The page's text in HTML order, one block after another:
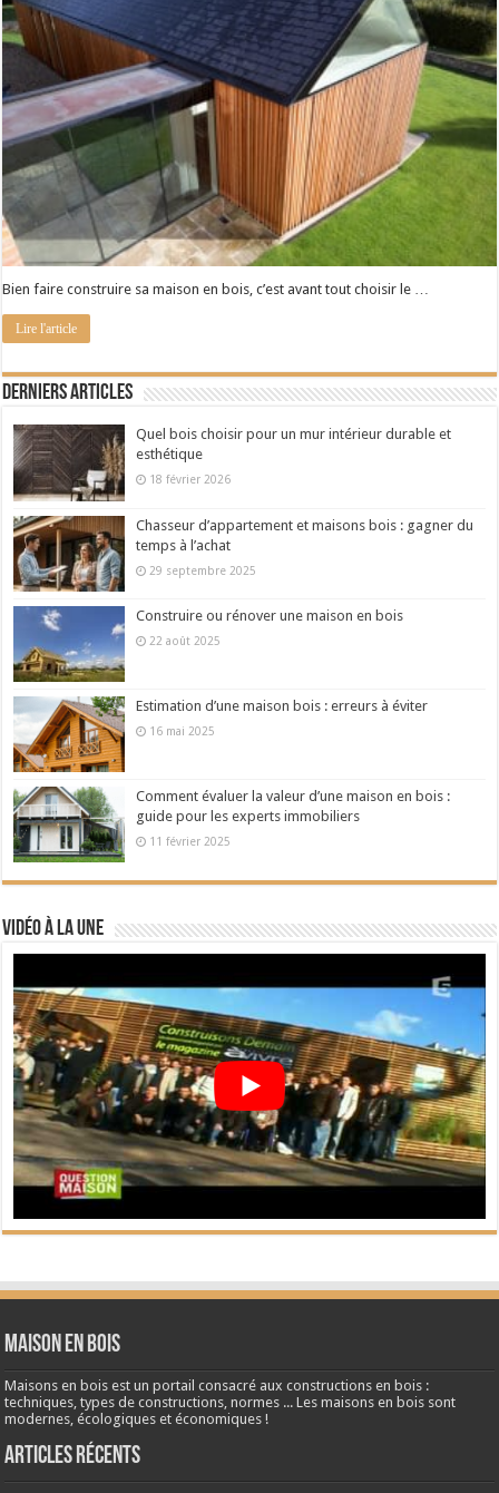
Bien faire construire sa maison en bois, c’est avant tout choisir le …
Lire l'article
Derniers articles
Quel bois choisir pour un mur intérieur durable et
esthétique
18 février 2026
Chasseur d’appartement et maisons bois : gagner du
temps à l’achat
29 septembre 2025
Construire ou rénover une maison en bois
22 août 2025
Estimation d’une maison bois : erreurs à éviter
16 mai 2025
Comment évaluer la valeur d’une maison en bois :
guide pour les experts immobiliers
11 février 2025
Vidéo à la Une
Maison en bois
Maisons en bois est un portail consacré aux constructions en bois :
techniques, types de constructions, normes ... Les maisons en bois sont
modernes, écologiques et économiques !
Articles récents